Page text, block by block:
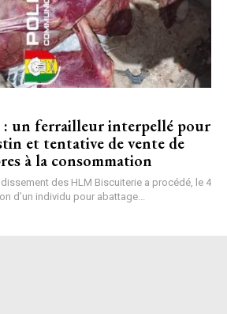
: un ferrailleur interpellé pour
et tentative de vente de
à la consommation
des HLM Biscuiterie a procédé, le 4
d’un individu pour abattage...